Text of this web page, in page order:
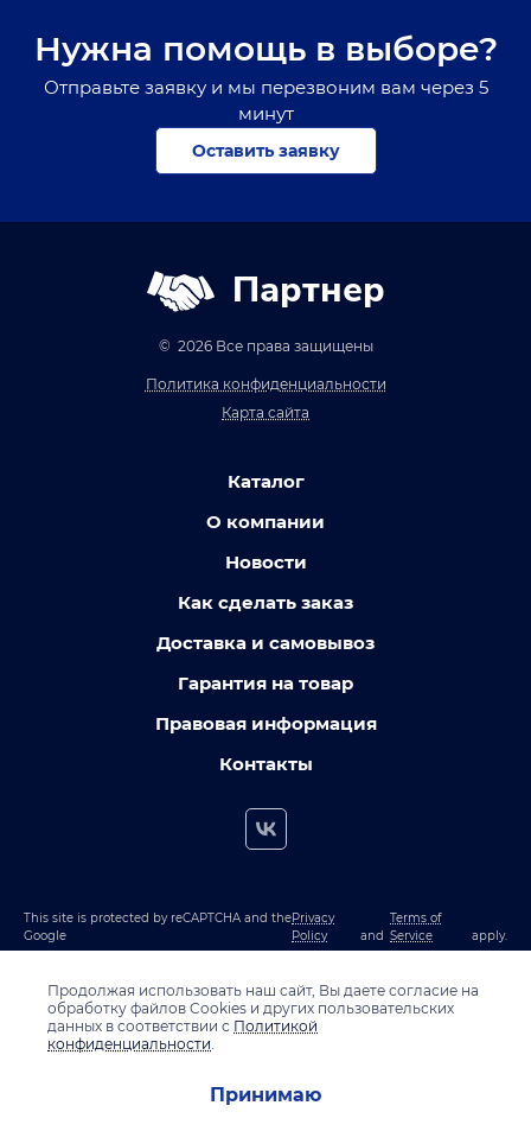
Нужна помощь в выборе?
Отправьте заявку и мы перезвоним вам через 5
минут
Оставить заявку
Партнер
© 2026 Все права защищены
Политика конфиденциальности
Карта сайта
Каталог
О компании
Новости
Как сделать заказ
Доставка и самовывоз
Гарантия на товар
Правовая информация
Контакты
This site is protected by reCAPTCHA and the
Google
Privacy
Policy
and
Terms of
Service
apply.
Продолжая использовать наш сайт, Вы даете согласие на
обработку файлов Cookies и других пользовательских
данных в соответствии с Политикой
конфиденциальности.
Принимаю